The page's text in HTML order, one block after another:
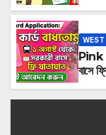
WEST
Pink
বাসে